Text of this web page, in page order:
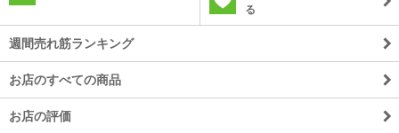
る
週間売れ筋ランキング
お店のすべての商品
お店の評価